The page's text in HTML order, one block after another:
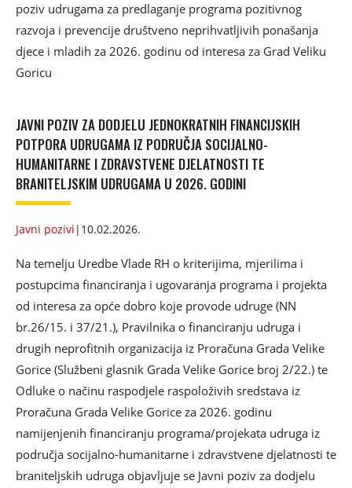
poziv udrugama za predlaganje programa pozitivnog
razvoja i prevencije društveno neprihvatljivih ponašanja
djece i mladih za 2026. godinu od interesa za Grad Veliku
Goricu
JAVNI POZIV ZA DODJELU JEDNOKRATNIH FINANCIJSKIH
POTPORA UDRUGAMA IZ PODRUČJA SOCIJALNO-
HUMANITARNE I ZDRAVSTVENE DJELATNOSTI TE
BRANITELJSKIM UDRUGAMA U 2026. GODINI
Javni pozivi | 10.02.2026.
Na temelju Uredbe Vlade RH o kriterijima, mjerilima i
postupcima financiranja i ugovaranja programa i projekta
od interesa za opće dobro koje provode udruge (NN
br.26/15. i 37/21.), Pravilnika o financiranju udruga i
drugih neprofitnih organizacija iz Proračuna Grada Velike
Gorice (Službeni glasnik Grada Velike Gorice broj 2/22.) te
Odluke o načinu raspodjele raspoloživih sredstava iz
Proračuna Grada Velike Gorice za 2026. godinu
namijenjenih financiranju programa/projekata udruga iz
područja socijalno-humanitarne i zdravstvene djelatnosti te
braniteljskih udruga objavljuje se Javni poziv za dodjelu